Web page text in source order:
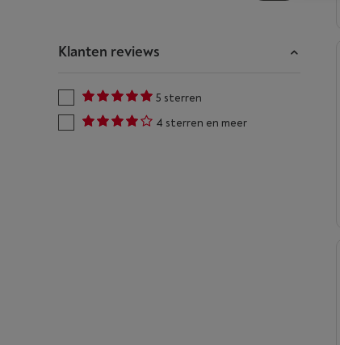
Klanten reviews
5 sterren
4 sterren en meer